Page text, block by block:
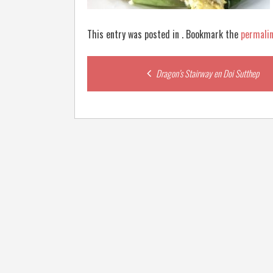
This entry was posted in . Bookmark the
navigation
Dragon’s Stairway en Doi Sutthep